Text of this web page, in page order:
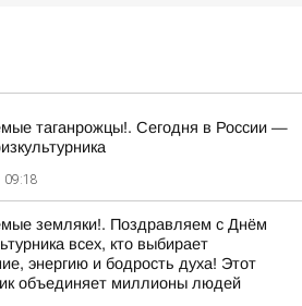
таганрожцы!. Сегодня в России —
09:18
земляки!. Поздравляем с Днём
всех, кто выбирает
энергию и бодрость духа! Этот
объединяет миллионы людей